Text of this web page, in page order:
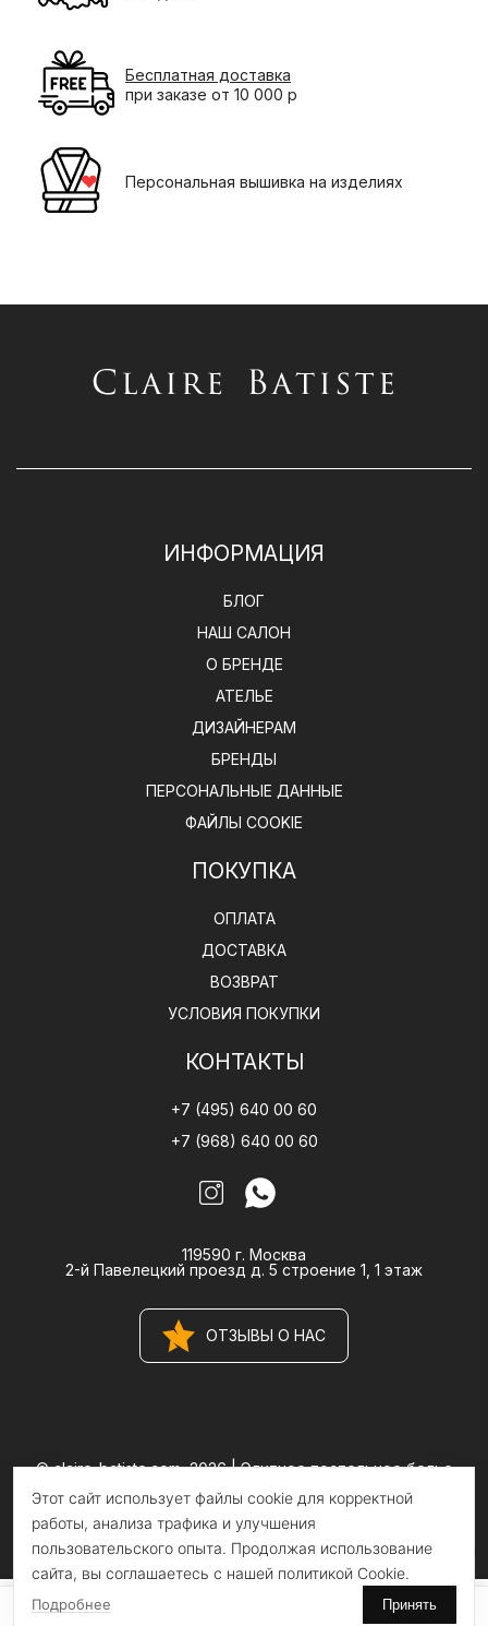
Бесплатная доставка
при заказе от 10 000 р
Персональная вышивка на изделиях
ИНФОРМАЦИЯ
БЛОГ
НАШ САЛОН
О БРЕНДЕ
АТЕЛЬЕ
ДИЗАЙНЕРАМ
БРЕНДЫ
ПЕРСОНАЛЬНЫЕ ДАННЫЕ
ФАЙЛЫ COOKIE
ПОКУПКА
ОПЛАТА
ДОСТАВКА
ВОЗВРАТ
УСЛОВИЯ ПОКУПКИ
КОНТАКТЫ
+7 (495) 640 00 60
+7 (968) 640 00 60
119590 г. Москва
2-й Павелецкий проезд д. 5 строение 1, 1 этаж
ОТЗЫВЫ О НАС
© claire-batiste.com, 2026 |Элитное постельное белье
Информация на сайте носит информационный характер и не
является публичной офертой
Этот сайт использует файлы cookie для корректной
работы, анализа трафика и улучшения
пользовательского опыта. Продолжая использование
сайта, вы соглашаетесь с нашей политикой Cookie.
Подробнее Принять